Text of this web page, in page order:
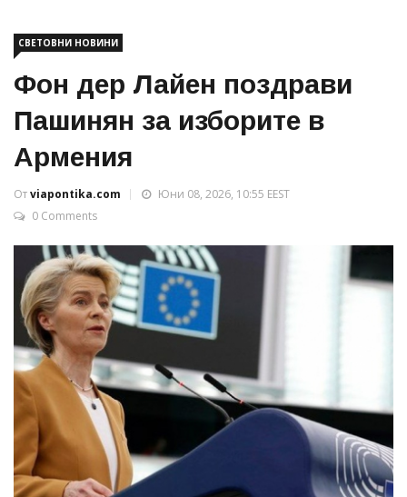
СВЕТОВНИ НОВИНИ
Фон дер Лайен поздрави
Пашинян за изборите в
Армения
Отviapontika.com
Юни 08, 2026, 10:55 EEST
0 Comments